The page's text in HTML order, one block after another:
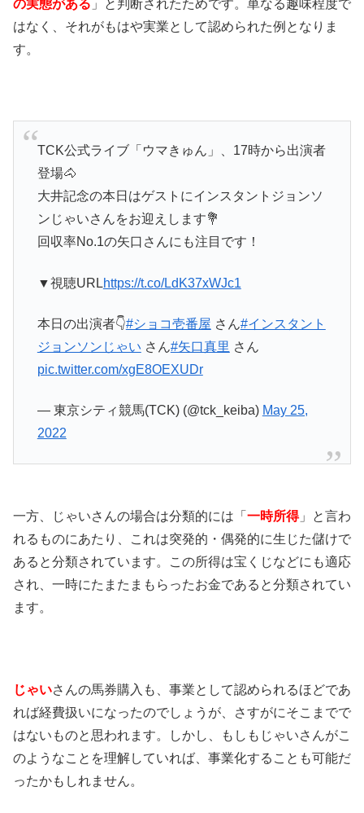
の実態がある 」と判断されたためです。単なる趣味程度で
はなく、それがもはや実業として認められた例となりま
す。
TCK公式ライブ「ウマきゅん」、17時から出演者
登場🐴
大井記念の本日はゲストにインスタントジョンソ
ンじゃいさんをお迎えします💐
回収率No.1の矢口さんにも注目です！
▼視聴URLhttps://t.co/LdK37xWJc1
本日の出演者👇#ショコ壱番屋 さん#インスタント
ジョンソンじゃい さん#矢口真里 さん
pic.twitter.com/xgE8OEXUDr
— 東京シティ競馬(TCK) (@tck_keiba) May 25,
2022
一方、じゃいさんの場合は分類的には「 一時所得」と言わ
れるものにあたり、これは突発的・偶発的に生じた儲けで
あると分類されています。この所得は宝くじなどにも適応
され、一時にたまたまもらったお金であると分類されてい
ます。
じゃいさんの馬券購入も、事業として認められるほどであ
れば経費扱いになったのでしょうが、さすがにそこまでで
はないものと思われます。しかし、もしもじゃいさんがこ
のようなことを理解していれば、事業化することも可能だ
ったかもしれません。